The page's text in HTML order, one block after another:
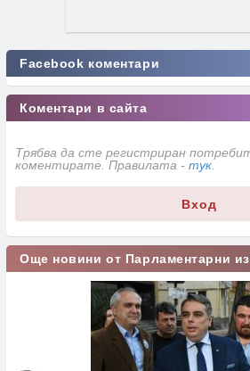
Facebook коментари
Коментари в сайта
Трябва да сте регистриран
коментирате. Правилата - тук
Вход
Още новини от Парламентарни